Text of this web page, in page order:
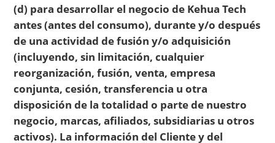
(d) para desarrollar el negocio de Kehua Tech
antes (antes del consumo), durante y/o después
de una actividad de fusión y/o adquisición
(incluyendo, sin limitación, cualquier
reorganización, fusión, venta, empresa
conjunta, cesión, transferencia u otra
disposición de la totalidad o parte de nuestro
negocio, marcas, afiliados, subsidiarias u otros
activos). La información del Cliente y del